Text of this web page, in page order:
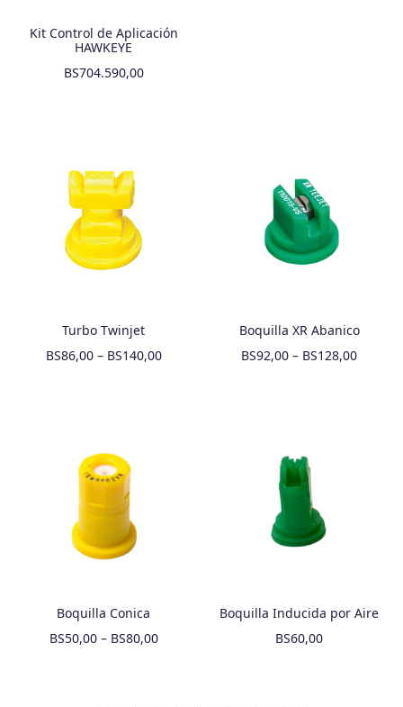
Kit Control de Aplicación
HAWKEYE
BS704.590,00
Turbo Twinjet
BS86,00– BS140,00
Boquilla XR Abanico
BS92,00 – BS128,00
Boquilla Conica
BS50,00– BS80,00
Boquilla Inducida por Aire
BS60,00